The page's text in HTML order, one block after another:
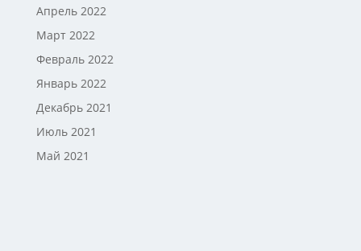
Апрель 2022
Март 2022
Февраль 2022
Январь 2022
Декабрь 2021
Июль 2021
Май 2021